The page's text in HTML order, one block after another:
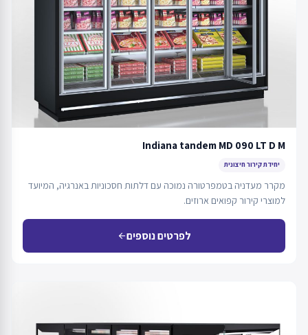
Indiana tandem MD 090 LT D M
יחידת קירור חיצונית
מקרר מעדניה בטמפרטורה נמוכה עם דלתות חסכוניות באנרגיה, המיועד
למוצרי קירור קפואים ארוזים.
לפרטים נוספיםarrow_back